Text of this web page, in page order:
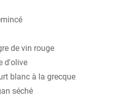
de vin rouge
d'olive
blanc à la grecque
séché